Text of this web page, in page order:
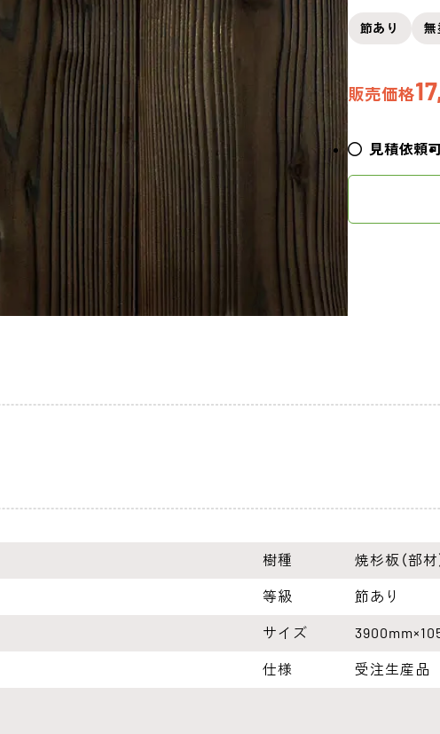
節あり 無
販売価格
見積依頼
樹種 焼杉板（部材
等級 節あり
サイズ
仕様 受注生産品